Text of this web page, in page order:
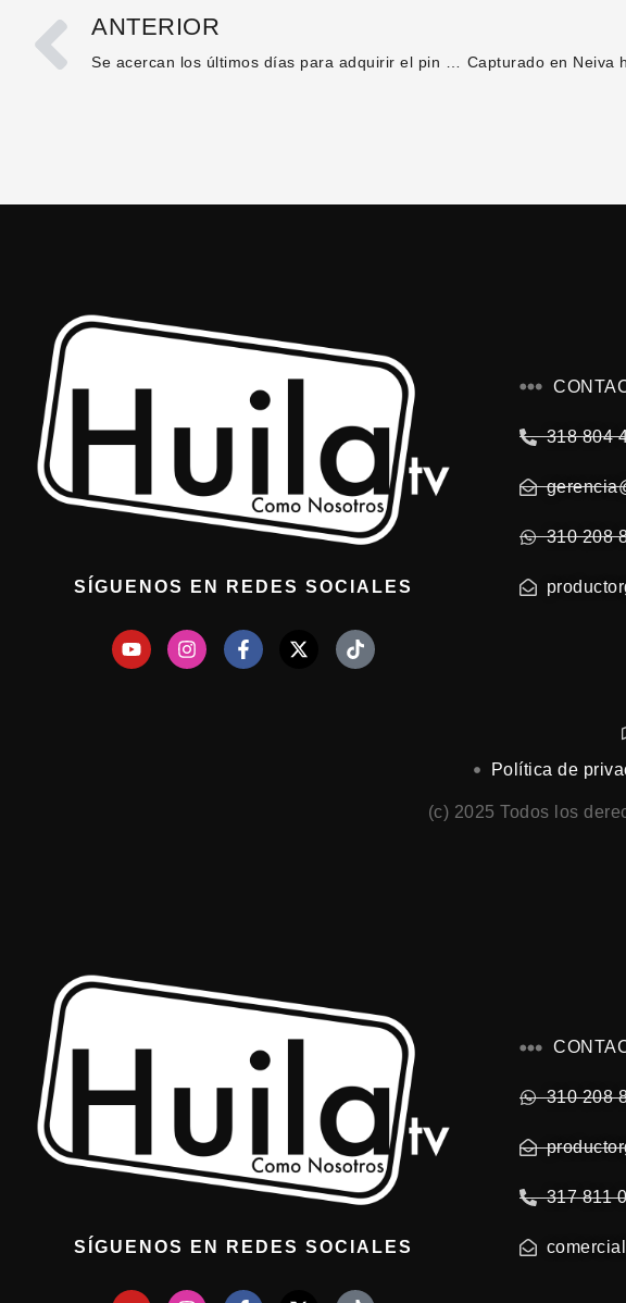
ANTERIOR
SÍGUENOS EN REDES SOCIALES
318 804
310 208
Política de
(c) 2025 Todos los
SÍGUENOS EN REDES SOCIALES
310 208
317 811